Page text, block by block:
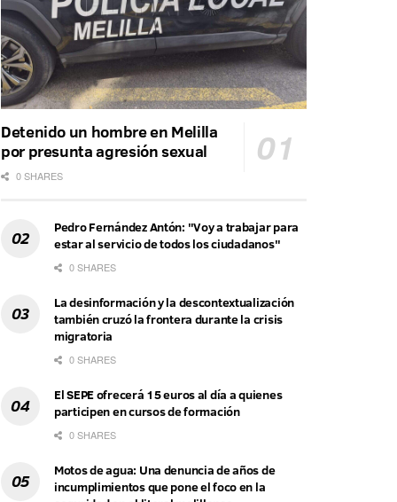
Detenido un hombre en Melilla
por presunta agresión sexual
0 SHARES
Pedro Fernández Antón: "Voy a trabajar para
estar al servicio de todos los ciudadanos"
0 SHARES
La desinformación y la descontextualización
también cruzó la frontera durante la crisis
migratoria
0 SHARES
El SEPE ofrecerá 15 euros al día a quienes
participen en cursos de formación
0 SHARES
Motos de agua: Una denuncia de años de
incumplimientos que pone el foco en la